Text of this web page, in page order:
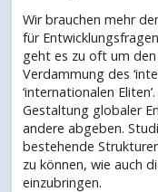
Wir brauchen mehr
für
geht es zu oft um
Verdammung des
‘internationalen
Gestaltung globaler
andere abgeben.
bestehende
zu können, wie auch
einzubringen.